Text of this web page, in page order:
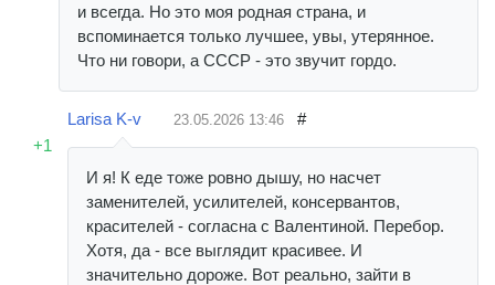
и всегда. Но это моя родная страна, и
вспоминается только лучшее, увы, утерянное.
Что ни говори, а СССР - это звучит гордо.
+1
Larisa K-v 23.05.2026 13:46 #
И я! К еде тоже ровно дышу, но насчет
заменителей, усилителей, консервантов,
красителей - согласна с Валентиной. Перебор.
Хотя, да - все выглядит красивее. И
значительно дороже. Вот реально, зайти в